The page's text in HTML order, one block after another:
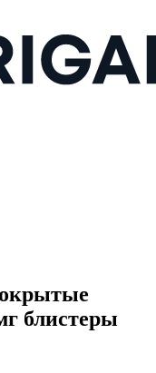
блистеры